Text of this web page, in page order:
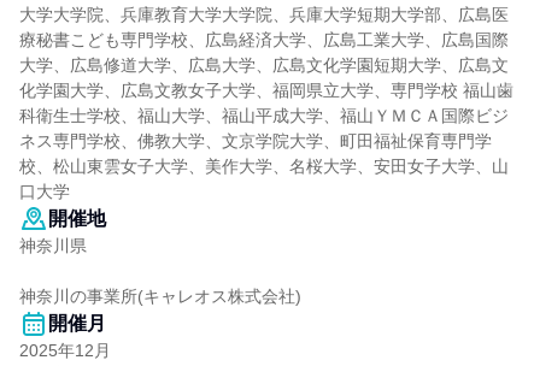
大学大学院、兵庫教育大学大学院、兵庫大学短期大学部、広島医
療秘書こども専門学校、広島経済大学、広島工業大学、広島国際
大学、広島修道大学、広島大学、広島文化学園短期大学、広島文
化学園大学、広島文教女子大学、福岡県立大学、専門学校 福山歯
科衛生士学校、福山大学、福山平成大学、福山ＹＭＣＡ国際ビジ
ネス専門学校、佛教大学、文京学院大学、町田福祉保育専門学
校、松山東雲女子大学、美作大学、名桜大学、安田女子大学、山
口大学
開催地
神奈川県
神奈川の事業所(キャレオス株式会社)
開催月
2025年12月